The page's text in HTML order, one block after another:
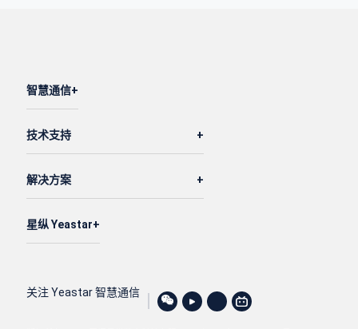
智慧通信
技术支持
解决方案
星纵 Yeastar
关注 Yeastar 智慧通信